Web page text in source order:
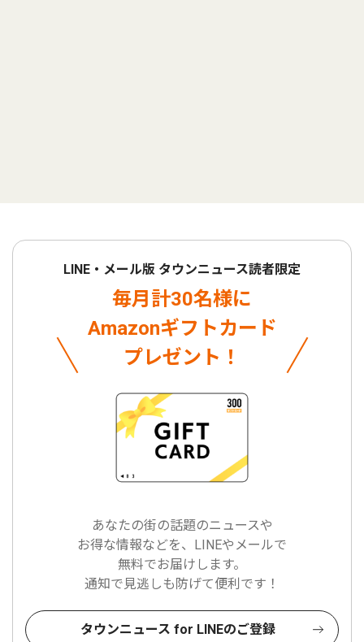
LINE・メール版 タウンニュース読者限定
毎月計30名様に
Amazonギフトカード
プレゼント！
あなたの街の話題のニュースや
お得な情報などを、LINEやメールで
無料でお届けします。
通知で見逃しも防げて便利です！
タウンニュース for LINEのご登録